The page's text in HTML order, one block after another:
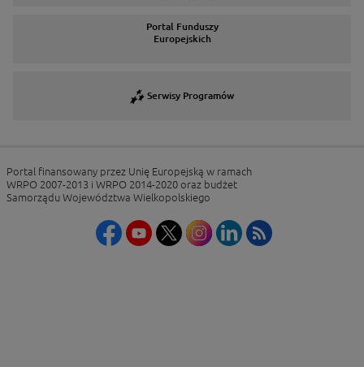
Portal Funduszy
Europejskich
Serwisy Programów
Portal finansowany przez Unię Europejską w ramach
WRPO 2007-2013 i WRPO 2014-2020 oraz budżet
Samorządu Województwa Wielkopolskiego